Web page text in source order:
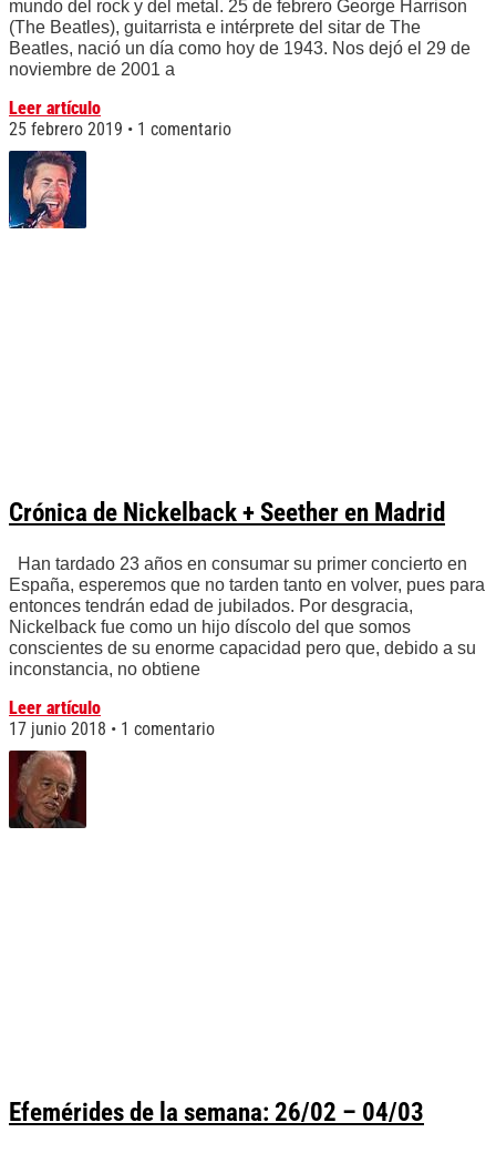
mundo del rock y del metal. 25 de febrero George Harrison
(The Beatles), guitarrista e intérprete del sitar de The
Beatles, nació un día como hoy de 1943. Nos dejó el 29 de
noviembre de 2001 a
Leer artículo
25 febrero 2019
1 comentario
Crónica de Nickelback + Seether en Madrid
Han tardado 23 años en consumar su primer concierto en
España, esperemos que no tarden tanto en volver, pues para
entonces tendrán edad de jubilados. Por desgracia,
Nickelback fue como un hijo díscolo del que somos
conscientes de su enorme capacidad pero que, debido a su
inconstancia, no obtiene
Leer artículo
17 junio 2018
1 comentario
Efemérides de la semana: 26/02 – 04/03